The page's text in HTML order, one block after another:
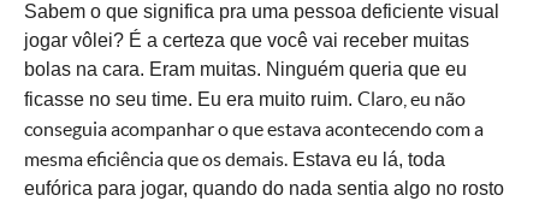
Sabem o que significa pra uma pessoa deficiente visual
jogar vôlei? É a certeza que você vai receber muitas
bolas na cara. Eram muitas. Ninguém queria que eu
ficasse no seu time. Eu era muito ruim. Claro, eu não
conseguia acompanhar o que estava acontecendo com a
mesma eficiência que os demais. Estava eu lá, toda
eufórica para jogar, quando do nada sentia algo no rosto